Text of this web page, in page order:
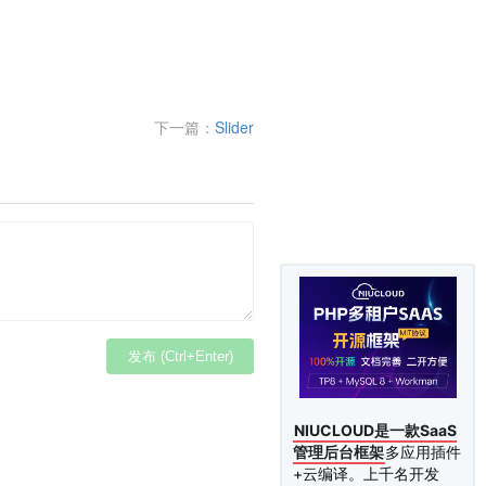
NIUCLOUD是一款SaaS
管理后台框架多应用插件
+云编译。上千名开发
下一篇： Slider
发布 (Ctrl+Enter)